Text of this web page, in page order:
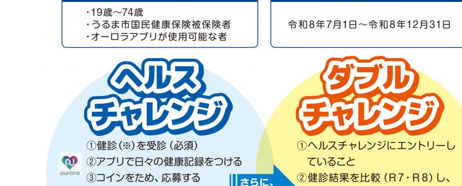
窓口事前予約 手続き
ナビ